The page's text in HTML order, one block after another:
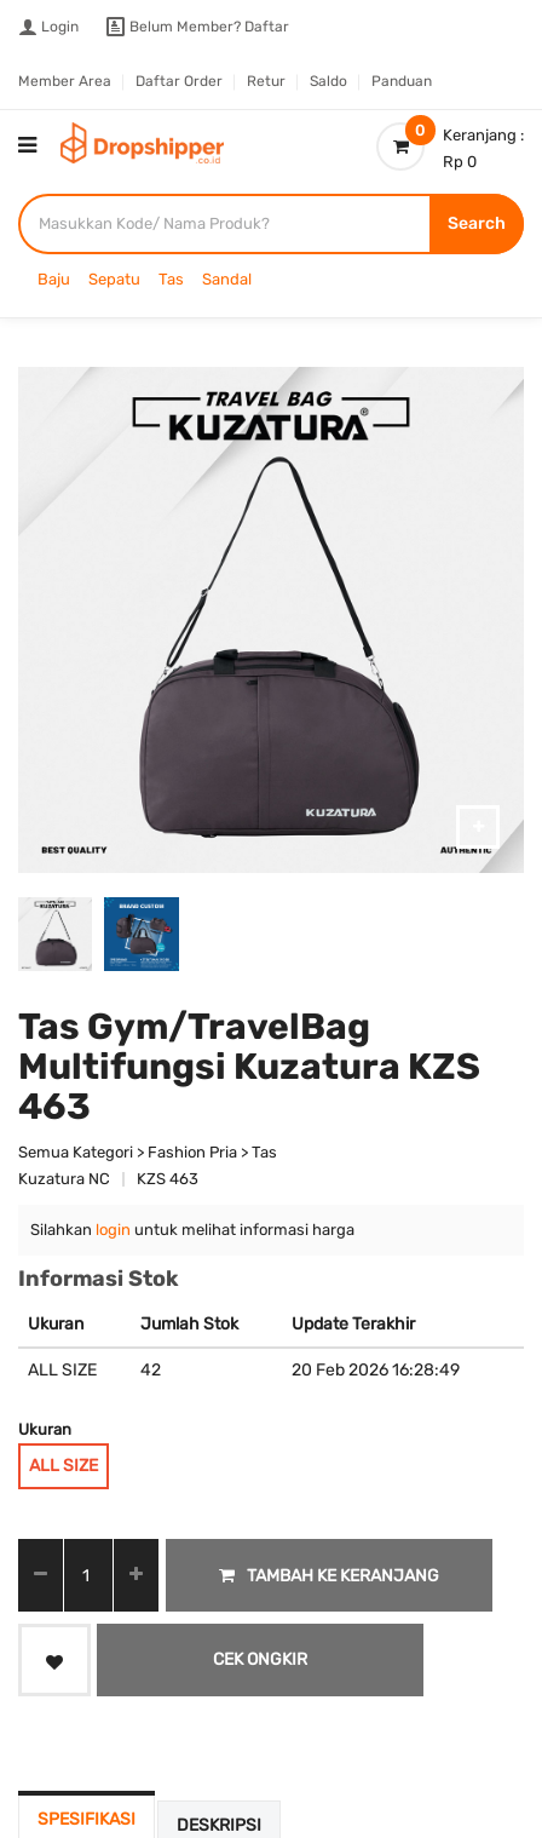
Login Belum Member? Daftar
Member Area Daftar Order Retur Saldo Panduan
0
Keranjang :
Rp 0
Search
Baju Sepatu Tas Sandal
Tas Gym/TravelBag
Multifungsi Kuzatura KZS
463
Semua Kategori > Fashion Pria > Tas
Kuzatura NC
KZS 463
Silahkan login untuk melihat informasi harga
Informasi Stok
Ukuran Jumlah Stok Update Terakhir
ALL SIZE 42 20 Feb 2026 16:28:49
Ukuran
ALL SIZE
TAMBAH KE KERANJANG
CEK ONGKIR
SPESIFIKASI DESKRIPSI